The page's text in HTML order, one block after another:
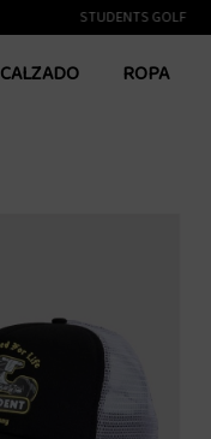
STUDENTS GOLF
CALZADO ROPA